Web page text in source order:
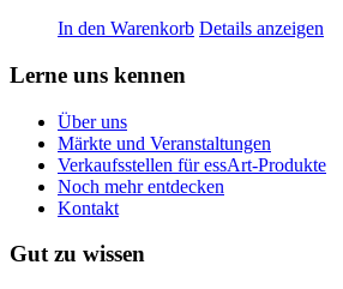
In den Warenkorb Details anzeigen
Lerne uns kennen
Über uns
Märkte und Veranstaltungen
Verkaufsstellen für essArt-Produkte
Noch mehr entdecken
Kontakt
Gut zu wissen